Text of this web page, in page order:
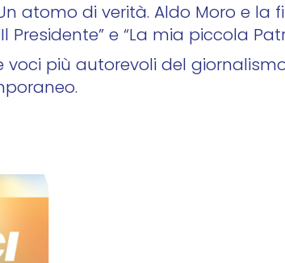
atomo di verità. Aldo Moro e la
Presidente” e “La mia piccola
voci più autorevoli del